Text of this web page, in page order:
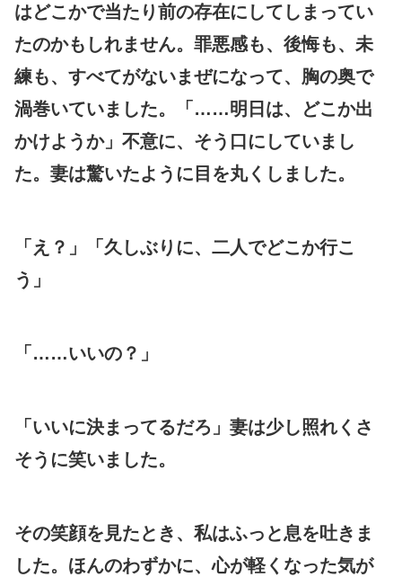
はどこかで当たり前の存在にしてしまってい
たのかもしれません。罪悪感も、後悔も、未
練も、すべてがないまぜになって、胸の奥で
渦巻いていました。「……明日は、どこか出
かけようか」不意に、そう口にしていまし
た。妻は驚いたように目を丸くしました。
「え？」「久しぶりに、二人でどこか行こ
う」
「……いいの？」
「いいに決まってるだろ」妻は少し照れくさ
そうに笑いました。
その笑顔を見たとき、私はふっと息を吐きま
した。ほんのわずかに、心が軽くなった気が